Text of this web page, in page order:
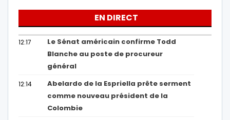
EN DIRECT
12:17
Le Sénat américain confirme Todd
Blanche au poste de procureur
général
12:14
Abelardo de la Espriella prête serment
comme nouveau président de la
Colombie